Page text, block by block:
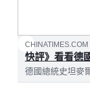
CHINATIMES.COM
快評》看看德
德國總統史坦麥
隆，用德文和波